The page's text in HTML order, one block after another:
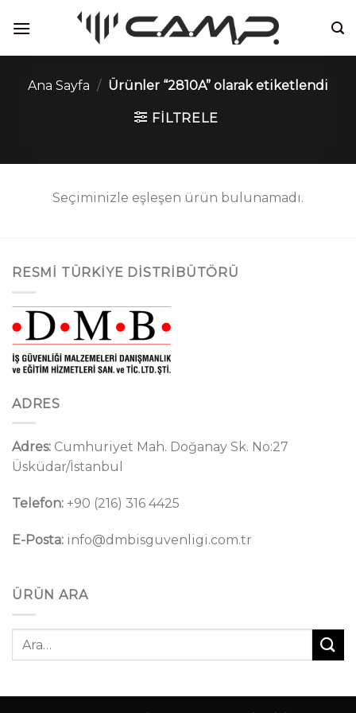
atla
Ana Sayfa / Ürünler “2810A” olarak etiketlendi
FILTRELE
Seçiminizle eşleşen ürün bulunamadı.
RESMI TÜRKIYE DISTRIBÜTÖRÜ
ADRES
Adres: Cumhuriyet Mah. Doğanay Sk. No:27
Üsküdar/İstanbul
Telefon: +90 (216) 316 4425
E-Posta: info@dmbisguvenligi.com.tr
ÜRÜN ARA
Ara: